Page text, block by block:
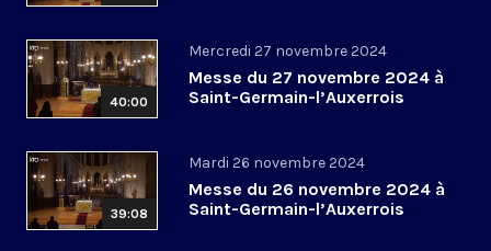
40:00
Mercredi 27 novembre 2024
Messe du 27 novembre 2024 à
Saint-Germain-l’Auxerrois
39:08
Mardi 26 novembre 2024
Messe du 26 novembre 2024 à
Saint-Germain-l’Auxerrois